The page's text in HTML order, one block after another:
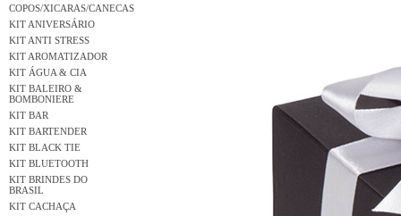
COPOS/XICARAS/CANECAS
KIT ANIVERSÁRIO
KIT ANTI STRESS
KIT AROMATIZADOR
KIT ÁGUA & CIA
KIT BALEIRO &
BOMBONIERE
KIT BAR
KIT BARTENDER
KIT BLACK TIE
KIT BLUETOOTH
KIT BRINDES DO
BRASIL
KIT CACHAÇA